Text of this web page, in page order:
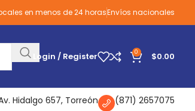
en menos de 24 horasEnvíos nacionales
Login / Register 0 $0.00
Hidalgo 657, Torreón (871) 2657075